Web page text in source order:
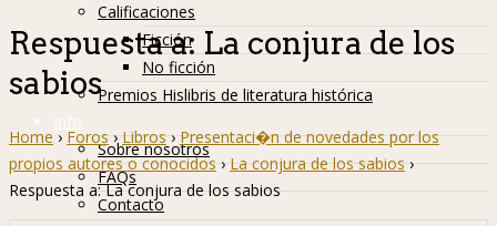
Calificaciones
Ficción
No ficción
Premios Hislibris de literatura histórica
Info
Sobre nosotros
FAQs
Contacto
Respuesta a: La conjura de los
sabios
Home › Foros › Libros › Presentaci�n de novedades por los
propios autores o conocidos › La conjura de los sabios ›
Respuesta a: La conjura de los sabios